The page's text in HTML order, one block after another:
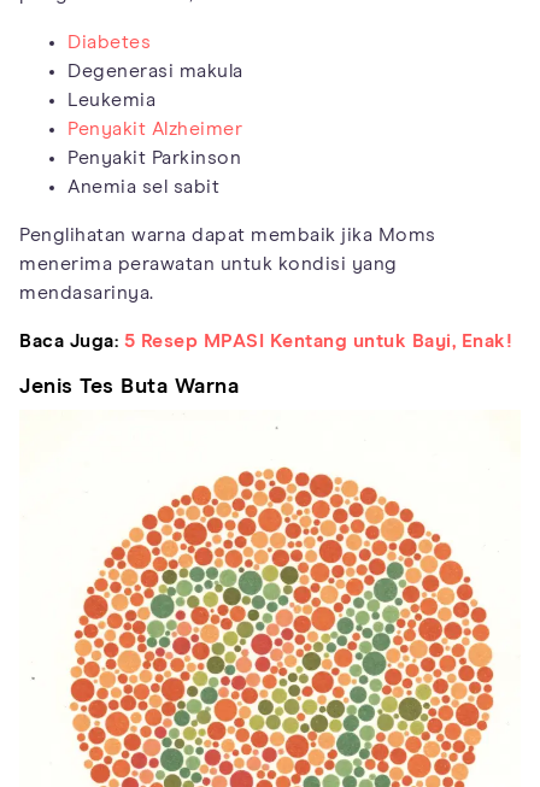
Diabetes
Degenerasi makula
Leukemia
Penyakit Alzheimer
Penyakit Parkinson
Anemia sel sabit
Penglihatan warna dapat membaik jika Moms
menerima perawatan untuk kondisi yang
mendasarinya.
Baca Juga: 5 Resep MPASI Kentang untuk Bayi, Enak!
Jenis Tes Buta Warna